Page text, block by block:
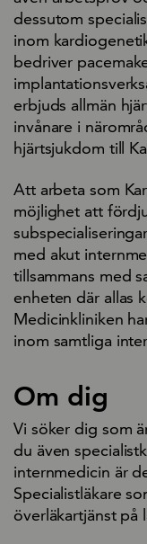
dessutom
inom
bedriver
erbjuds allmän
invånare i
hjärtsjukdom till
Att arbeta som
möjlighet att
med akut
tillsammans med
enheten där allas
Medicinkliniken
inom samtliga
Om dig
Vi söker dig som
du även
internmedicin är
Specialistläkare
överläkartjänst på